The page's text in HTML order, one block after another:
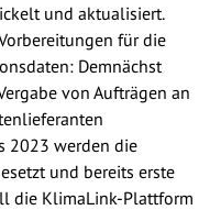
und aktualisiert.
für die
Demnächst
von Aufträgen an
2023 werden die
und bereits erste
die KlimaLink-Plattform